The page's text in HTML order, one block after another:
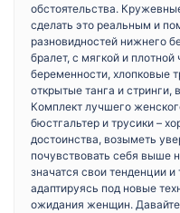
обстоятельства.
сделать это реальным и
разновидностей нижнего
бралет, с мягкой и
беременности, хлопковые
открытые танга и
Комплект лучшего
бюстгальтер и трусики –
достоинства, возыметь
почувствовать себя выше
значатся свои тенденции
адаптируясь под новые
ожидания женщин. Давайте